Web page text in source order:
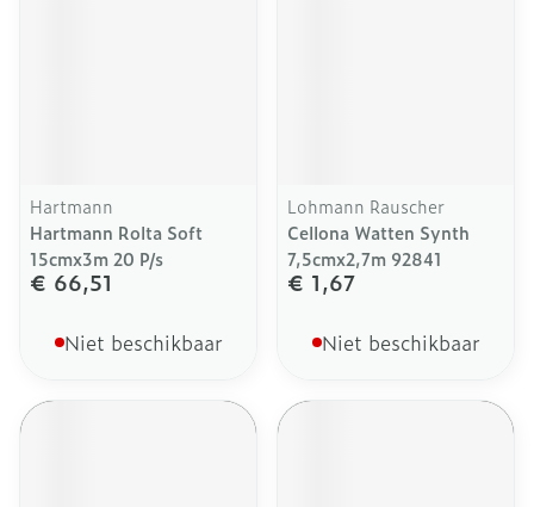
Hartmann
Hartmann Rolta Soft
15cmx3m 20 P/s
€ 66,51
Niet beschikbaar
Lohmann Rauscher
Cellona Watten Synth
7,5cmx2,7m 92841
€ 1,67
Niet beschikbaar